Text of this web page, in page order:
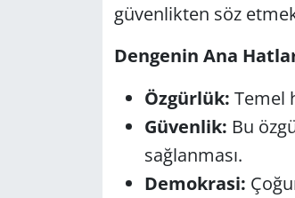
güvenlikten söz
Dengenin Ana
Özgürlük: Temel
Güvenlik: Bu
sağlanması.
Demokrasi:
RESMİ İLANLAR